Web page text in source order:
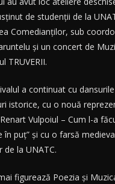
de studenţii de la
Comedianţilor, sub
şi un concert de
TRUVERII.
a continuat cu
istorice, cu o nouă
Vulpoiul – Cum l-a
în puţ” şi cu o farsă
de la UNATC.
figurează Poezia şi